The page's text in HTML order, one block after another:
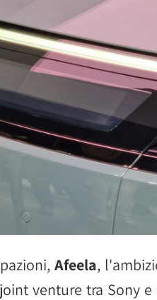
Afeela,
venture tra Sony e